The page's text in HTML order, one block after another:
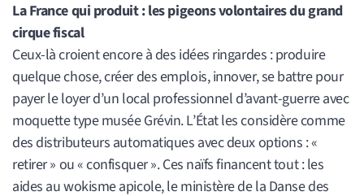
La France qui produit : les pigeons volontaires du grand
cirque fiscal
Ceux-là croient encore à des idées ringardes : produire
quelque chose, créer des emplois, innover, se battre pour
payer le loyer d’un local professionnel d’avant-guerre avec
moquette type musée Grévin. L’État les considère comme
des distributeurs automatiques avec deux options : «
retirer » ou « confisquer ». Ces naïfs financent tout : les
aides au wokisme apicole, le ministère de la Danse des